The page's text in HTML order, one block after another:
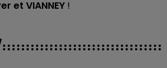
et VIANNEY !